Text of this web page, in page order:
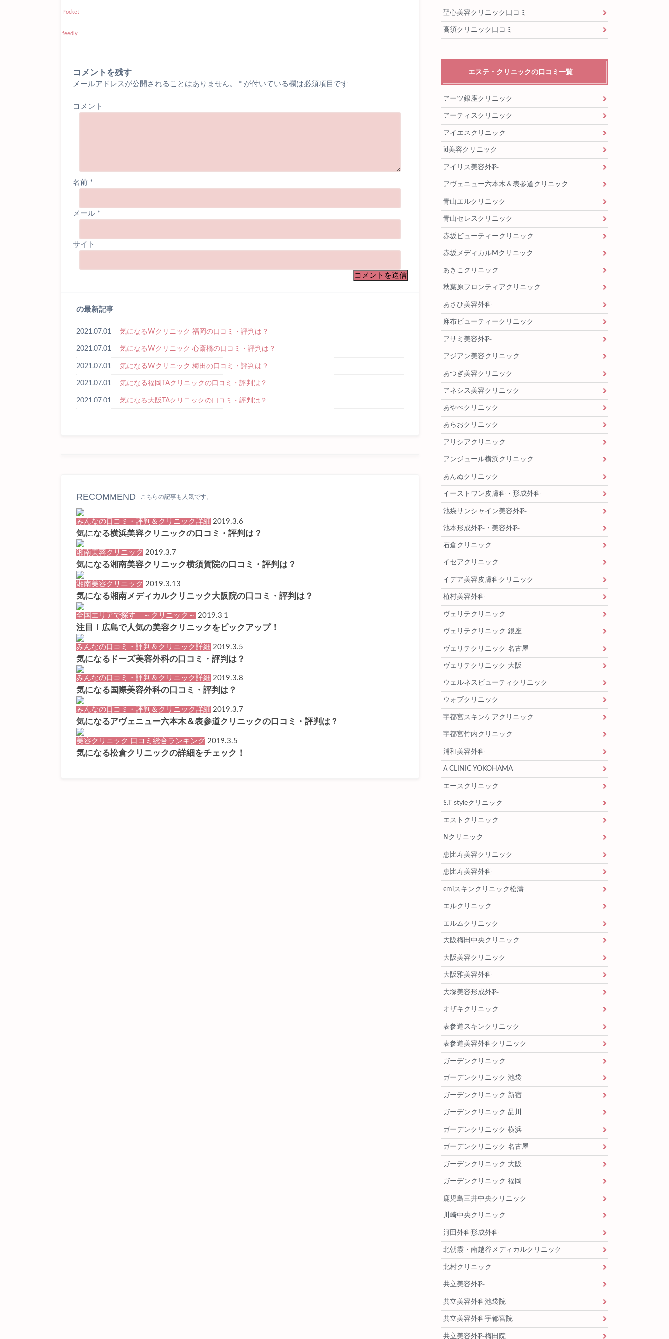
Pocket
feedly
コメントを残す
メールアドレスが公開されることはありません。 *が付いている欄は必須項目です
コメント
名前 *
メール *
サイト
の最新記事
2021.07.01 気になるWクリニック 福岡の口コミ・評判は？
2021.07.01 気になるWクリニック 心斎橋の口コミ・評判は？
2021.07.01 気になるWクリニック 梅田の口コミ・評判は？
2021.07.01 気になる福岡TAクリニックの口コミ・評判は？
2021.07.01 気になる大阪TAクリニックの口コミ・評判は？
RECOMMEND こちらの記事も人気です。
みんなの口コミ・評判＆クリニック詳細 2019.3.6
気になる横浜美容クリニックの口コミ・評判は？
湘南美容クリニック 2019.3.7
気になる湘南美容クリニック横須賀院の口コミ・評判は？
湘南美容クリニック 2019.3.13
気になる湘南メディカルクリニック大阪院の口コミ・評判は？
全国エリアで探す ～クリニック～ 2019.3.1
注目！広島で人気の美容クリニックをピックアップ！
みんなの口コミ・評判＆クリニック詳細 2019.3.5
気になるドーズ美容外科の口コミ・評判は？
みんなの口コミ・評判＆クリニック詳細 2019.3.8
気になる国際美容外科の口コミ・評判は？
みんなの口コミ・評判＆クリニック詳細 2019.3.7
気になるアヴェニュー六本木＆表参道クリニックの口コミ・評判は？
美容クリニック 口コミ総合ランキング 2019.3.5
気になる松倉クリニックの詳細をチェック！
聖心美容クリニック口コミ
高須クリニック口コミ
エステ・クリニックの口コミ一覧
アーツ銀座クリニック
アーティスクリニック
アイエスクリニック
id美容クリニック
アイリス美容外科
アヴェニュー六本木＆表参道クリニック
青山エルクリニック
青山セレスクリニック
赤坂ビューティークリニック
赤坂メディカルMクリニック
あきこクリニック
秋葉原フロンティアクリニック
あさひ美容外科
麻布ビューティークリニック
アサミ美容外科
アジアン美容クリニック
あつぎ美容クリニック
アネシス美容クリニック
あやべクリニック
あらおクリニック
アリシアクリニック
アンジュール横浜クリニック
あんぬクリニック
イーストワン皮膚科・形成外科
池袋サンシャイン美容外科
池本形成外科・美容外科
石倉クリニック
イセアクリニック
イデア美容皮膚科クリニック
植村美容外科
ヴェリテクリニック
ヴェリテクリニック 銀座
ヴェリテクリニック 名古屋
ヴェリテクリニック 大阪
ウェルネスビューティクリニック
ウォブクリニック
宇都宮スキンケアクリニック
宇都宮竹内クリニック
浦和美容外科
A CLINIC YOKOHAMA
エースクリニック
S.T styleクリニック
エストクリニック
Nクリニック
恵比寿美容クリニック
恵比寿美容外科
emiスキンクリニック松濤
エルクリニック
エルムクリニック
大阪梅田中央クリニック
大阪美容クリニック
大阪雅美容外科
大塚美容形成外科
オザキクリニック
表参道スキンクリニック
表参道美容外科クリニック
ガーデンクリニック
ガーデンクリニック 池袋
ガーデンクリニック 新宿
ガーデンクリニック 品川
ガーデンクリニック 横浜
ガーデンクリニック 名古屋
ガーデンクリニック 大阪
ガーデンクリニック 福岡
鹿児島三井中央クリニック
川崎中央クリニック
河田外科形成外科
北朝霞・南越谷メディカルクリニック
北村クリニック
共立美容外科
共立美容外科池袋院
共立美容外科宇都宮院
共立美容外科梅田院